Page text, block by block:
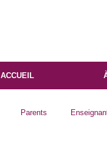
ACCUEIL
Parents